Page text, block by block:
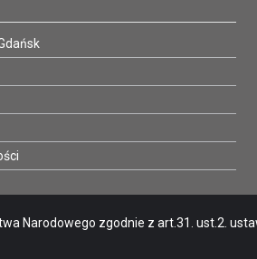
Narodowego zgodnie z art.31. ust.2.